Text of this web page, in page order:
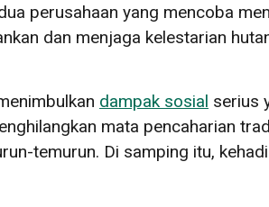
perusahaan yang mencoba
dan menjaga kelestarian
dampak sosial serius
mata pencaharian
temurun. Di samping itu,